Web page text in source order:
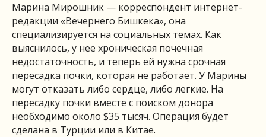
Марина Мирошник — корреспондент интернет-
редакции «Вечернего Бишкека», она
специализируется на социальных темах. Как
выяснилось, у нее хроническая почечная
недостаточность, и теперь ей нужна срочная
пересадка почки, которая не работает. У Марины
могут отказать либо сердце, либо легкие. На
пересадку почки вместе с поиском донора
необходимо около $35 тысяч. Операция будет
сделана в Турции или в Китае.